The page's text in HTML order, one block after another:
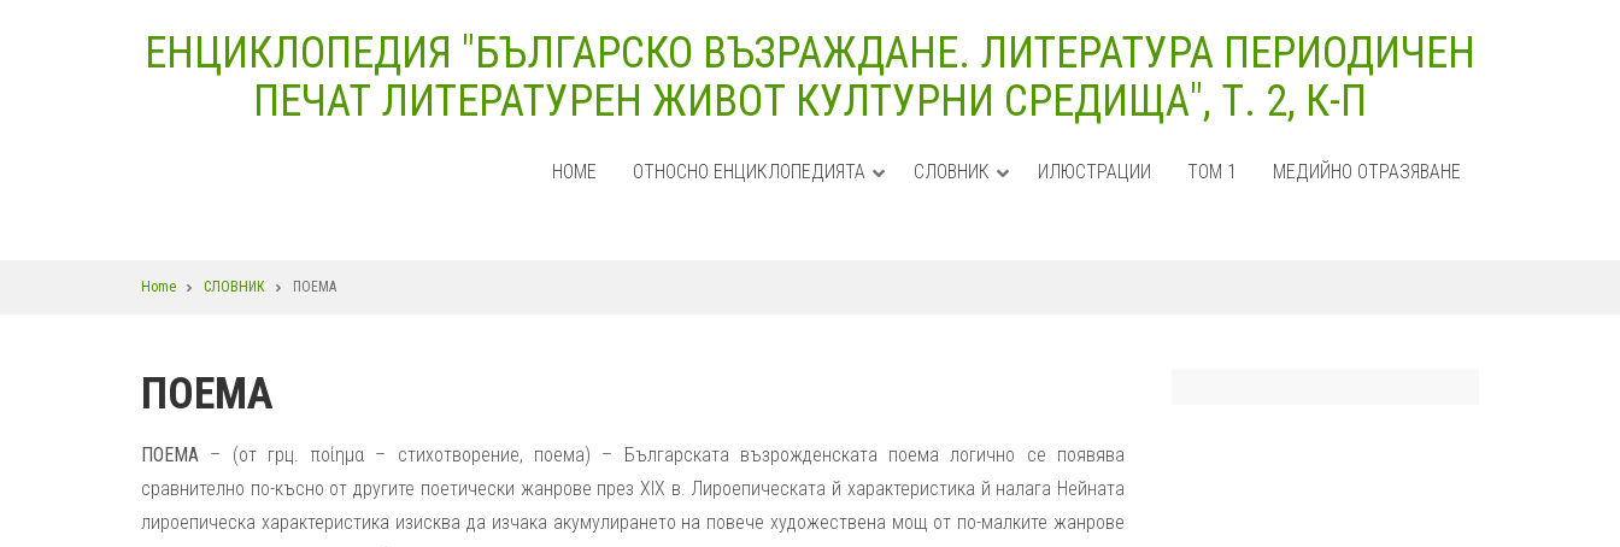
ЕНЦИКЛОПЕДИЯ "БЪЛГАРСКО ВЪЗРАЖДАНЕ. ЛИТЕРАТУРА ПЕРИОДИЧЕН
ПЕЧАТ ЛИТЕРАТУРЕН ЖИВОТ КУЛТУРНИ СРЕДИЩА", Т. 2, К-П
HOME ОТНОСНО ЕНЦИКЛОПЕДИЯТА СЛОВНИК ИЛЮСТРАЦИИ ТОМ 1 МЕДИЙНО ОТРАЗЯВАНЕ
Breadcrumb
Home СЛОВНИК ПОЕМА
ПОЕМА
ПОЕМА – (от грц. ποίημα – стихотворение, поема) ­– Българската възрожденската поема логично се появява
сравнително по-късно от другите поетически жанрове през XIX в. Лироепическата й характеристика й налага Нейната
лироепическа характеристика изисква да изчака акумулирането на повече художествена мощ от по-малките жанрове